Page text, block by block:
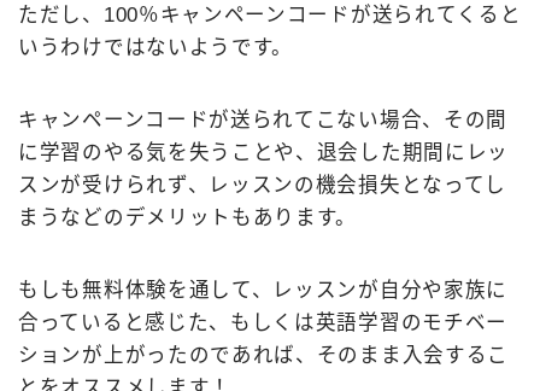
ただし、100％キャンペーンコードが送られてくると
いうわけではないようです。
キャンペーンコードが送られてこない場合、その間
に学習のやる気を失うことや、退会した期間にレッ
スンが受けられず、レッスンの機会損失となってし
まうなどのデメリットもあります。
もしも無料体験を通して、レッスンが自分や家族に
合っていると感じた、もしくは英語学習のモチベー
ションが上がったのであれば、そのまま入会するこ